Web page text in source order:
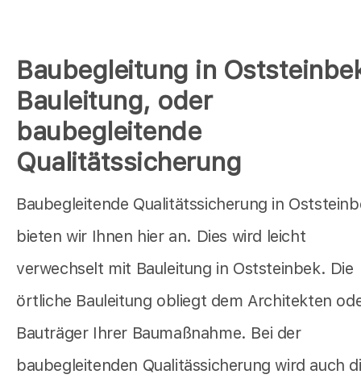
Baubegleitung in
Bauleitung, oder
baubegleitende
Qualitätssicherung
Baubegleitende Qualitätssicherung in
bieten wir Ihnen hier an. Dies wird leicht
verwechselt mit Bauleitung in Oststeinbek. Die
örtliche Bauleitung obliegt dem Architekten
Bauträger Ihrer Baumaßnahme. Bei der
baubegleitenden Qualitässicherung wird auch